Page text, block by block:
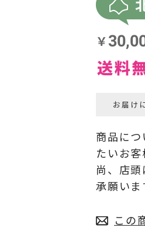
お届け
商品に
たいお
尚、店
承願いま
この